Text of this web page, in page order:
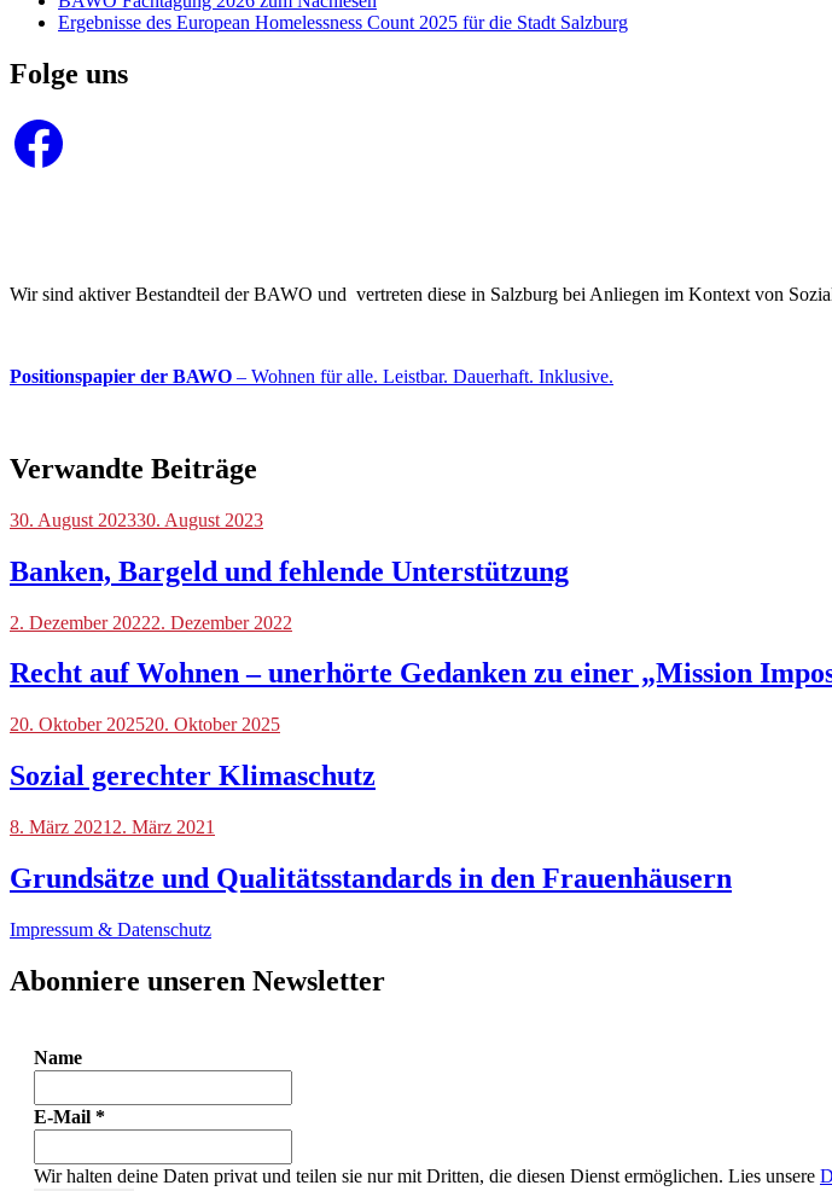
Ergebnisse des European Homelessness Count 2025 für die Stadt Salzburg
Folge uns
Facebook
Wir sind aktiver Bestandteil der BAWO und vertreten diese in Salzburg bei Anliegen im Kontext von
Positionspapier der BAWO – Wohnen für alle. Leistbar. Dauerhaft. Inklusive.
Verwandte Beiträge
Blog
30. August 202330. August 2023
Banken, Bargeld und fehlende Unterstützung
Blog
2. Dezember 20222. Dezember 2022
Recht auf Wohnen – unerhörte Gedanken zu einer „Mission
Blog
20. Oktober 202520. Oktober 2025
Sozial gerechter Klimaschutz
Blog
8. März 2021 2. März 2021
Grundsätze und Qualitätsstandards in den Frauenhäusern
Impressum & Datenschutz
Abonniere unseren Newsletter
Name
E-Mail *
Wir halten deine Daten privat und teilen sie nur mit Dritten, die diesen Dienst ermöglichen. Lies unsere